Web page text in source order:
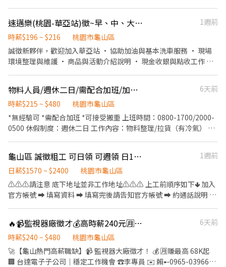
速邁樂(桃園-華亞站)徵~早、中、大夜、時段班 長期 ♾️ 時薪制服務員
1週前
時薪$196 ~ $216
桃園市龜山區
誠徵新夥伴，歡迎加入華亞站 • 協助加油與基本洗車服務 • 現場
環境整理與維護 • 商品與活動介紹說明 • 現金收銀與點收工作 我
0700-1500 中班：1500-2300 大夜班：2300-0700 **大夜班需先安
排白天排班教育訓練(至少一週)，才能獨立上大夜班，需可配合 時
段班：1000-1800 / 1500-1900
物料人員/週休二日/需配合加班/加班up up
6天前
時薪$215 ~ $480
桃園市龜山區
*無經驗可 *需配合加班 *可接受搬重 上班時間：0800-1700/2000-
0500 休假制度：週休二日 工作內容：物料整理/拉貨（有冷氣） 有
龜山區 誠徵粗工 可日領 可週領 日1570起
1週前
日薪$1570 ~ $2400
桃園市龜山區
⚠️⚠️⚠️請注意 底下地址並非工作地址⚠️⚠️⚠️ 上工前順序如下🢃 加入
官方帳號 ➡ 填寫資料 ➡ 填寫完後請告知官方帳號 ➡ 約通話說明 ➡
場有搬運車)等 依現場主管要求完成工作內容 👷‍♂️粗工 $1570起/日 加
班1小時$275(長期配合 報酬漸增) 👷🏻打石工 $2400起/日 大支
+$100 加班1小時$350 👷🏻當月做滿23工 獎金$1000 👷🏻介紹獎金
$1000(詳細規定另外說明) 領錢方式⬇️ 1.日領匯款 2.週領匯款 3.週領
🔥📹監視器廠徵才💰高時薪240元🈷️68K起🗓️週休二日✨可日領
6天前
時薪$240 ~ $480
桃園市龜山區
🚀【龜山熱門高薪職缺】📹 監視器大廠徵才！ 💰 🈷️賺最高 68K起
🏢 台達電子子公司｜穩定工作機會 ☎️李專員 ✉️ 賴➸0965-039660